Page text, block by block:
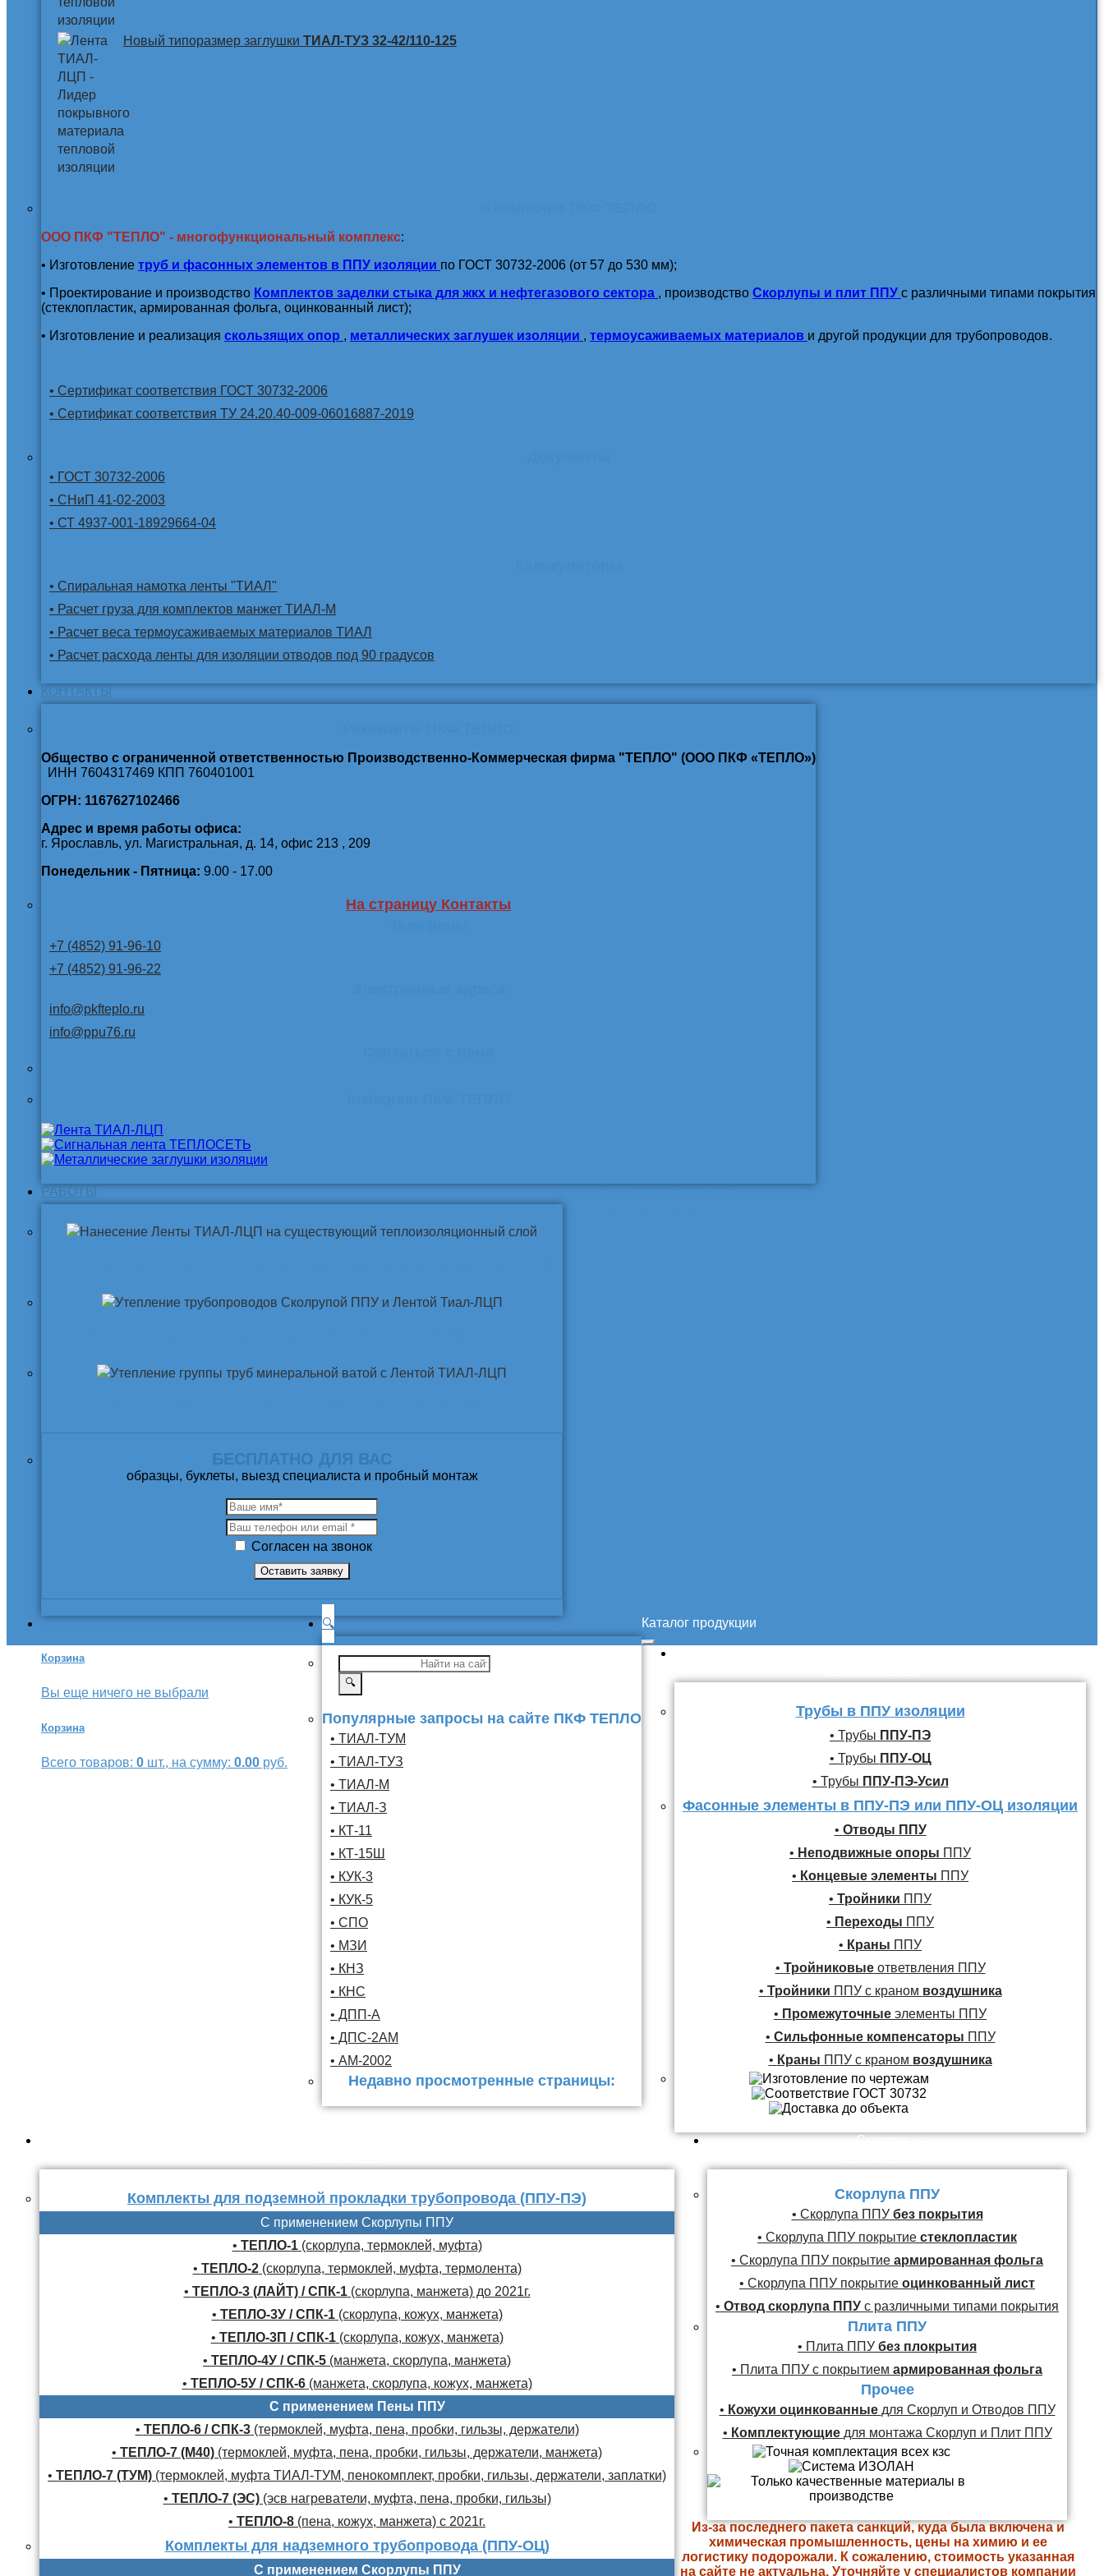
Новый типоразмер заглушки ТИАЛ-ТУЗ 32-42/110-125
ООО ПКФ "ТЕПЛО" - многофункциональный комплекс:
• Изготовление труб и фасонных элементов в ППУ изоляции по ГОСТ 30732-2006 (от 57 до 530 мм);
• Проектирование и производство Комплектов заделки стыка для жкх и нефтегазового сектора , производство Скорлупы и плит ППУ с различными типами покрытия
(стеклопластик, армированная фольга, оцинкованный лист);
• Изготовление и реализация скользящих опор , металлических заглушек изоляции , термоусаживаемых материалов и другой продукции для трубопроводов.
• Сертификат соответствия ГОСТ 30732-2006
• Сертификат соответствия ТУ 24.20.40-009-06016887-2019
• ГОСТ 30732-2006
• СНиП 41-02-2003
• СТ 4937-001-18929664-04
• Спиральная намотка ленты "ТИАЛ"
• Расчет груза для комплектов манжет ТИАЛ-М
• Расчет веса термоусаживаемых материалов ТИАЛ
• Расчет расхода ленты для изоляции отводов под 90 градусов
КОНТАКТЫ
Общество с ограниченной ответственностью Производственно-Коммерческая фирма "ТЕПЛО" (ООО ПКФ «ТЕПЛО»)
ИНН 7604317469 КПП 760401001
ОГРН: 1167627102466
Адрес и время работы офиса:
г. Ярославль, ул. Магистральная, д. 14, офис 213 , 209
Понедельник - Пятница: 9.00 - 17.00
На страницу Контакты
+7 (4852) 91-96-10
+7 (4852) 91-96-22
info@pkfteplo.ru
info@ppu76.ru
РАБОТЫ
образцы, буклеты, выезд специалиста и пробный монтаж
Согласен на звонок
Корзина
Вы еще ничего не выбрали
Корзина
Всего товаров: 0 шт., на сумму: 0.00 руб.
🔍
🔍
Популярные запросы на сайте ПКФ ТЕПЛО
• ТИАЛ-ТУМ
• ТИАЛ-ТУЗ
• ТИАЛ-М
• ТИАЛ-З
• КТ-11
• КТ-15Ш
• КУК-3
• КУК-5
• СПО
• МЗИ
• КНЗ
• КНС
• ДПП-А
• ДПС-2АМ
• АМ-2002
Недавно просмотренные страницы:
Каталог продукции
Трубы в ППУ изоляции
• Трубы ППУ-ПЭ
• Трубы ППУ-ОЦ
• Трубы ППУ-ПЭ-Усил
Фасонные элементы в ППУ-ПЭ или ППУ-ОЦ изоляции
• Отводы ППУ
• Неподвижные опоры ППУ
• Концевые элементы ППУ
• Тройники ППУ
• Переходы ППУ
• Краны ППУ
• Тройниковыеответвления ППУ
• Тройники ППУ с краном воздушника
• Промежуточные элементы ППУ
• Сильфонные компенсаторы ППУ
• Краны ППУ с краном воздушника
Комплекты для подземной прокладки трубопровода (ППУ-ПЭ)
С применением Скорлупы ППУ
• ТЕПЛО-1(скорлупа, термоклей, муфта)
• ТЕПЛО-2(скорлупа, термоклей, муфта, термолента)
• ТЕПЛО-3 (ЛАЙТ) / СПК-1(скорлупа, манжета) до 2021г.
• ТЕПЛО-3У / СПК-1(скорлупа, кожух, манжета)
• ТЕПЛО-3П / СПК-1(скорлупа, кожух, манжета)
• ТЕПЛО-4У / СПК-5 (манжета, скорлупа, манжета)
• ТЕПЛО-5У / СПК-6(манжета, скорлупа, кожух, манжета)
С применением Пены ППУ
• ТЕПЛО-6 / СПК-3(термоклей, муфта, пена, пробки, гильзы, держатели)
• ТЕПЛО-7 (М40) (термоклей, муфта, пена, пробки, гильзы, держатели, манжета)
• ТЕПЛО-7 (ТУМ) (термоклей, муфта ТИАЛ-ТУМ, пенокомплект, пробки, гильзы, держатели, заплатки)
• ТЕПЛО-7 (ЭС)(эсв нагреватели, муфта, пена, пробки, гильзы)
• ТЕПЛО-8 (пена, кожух, манжета) с 2021г.
Комплекты для надземного трубопровода (ППУ-ОЦ)
С применением Скорлупы ППУ
Скорлупы и
Скорлупа ППУ
• Скорлупа ППУбез покрытия
• Скорлупа ППУ покрытие стеклопластик
• Скорлупа ППУ покрытие армированная фольга
• Скорлупа ППУ покрытие оцинкованный лист
• Отвод скорлупа ППУ с различными типами покрытия
Плита ППУ
• Плита ППУ без плокрытия
• Плита ППУ с покрытием армированная фольга
Прочее
• Кожухи оцинкованные для Скорлуп и Отводов ППУ
• Комплектующие для монтажа Скорлуп и Плит ППУ
Из-за последнего пакета санкций, куда была включена и
химическая промышленность, цены на химию и ее
логистику подорожали. К сожалению, стоимость указанная
на сайте не актуальна. Уточняйте у специалистов компании